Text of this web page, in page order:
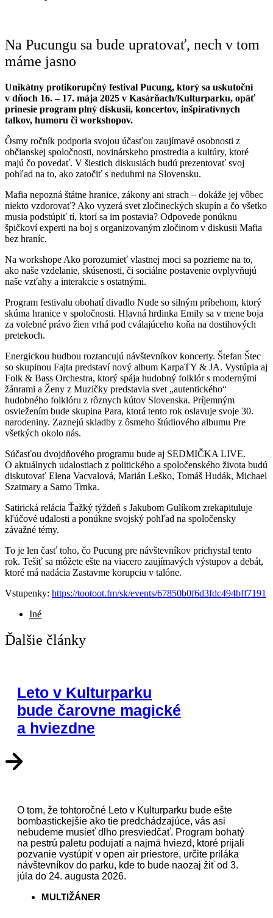
Na Pucungu sa bude upratovať, nech v tom
máme jasno
Unikátny protikorupčný festival Pucung, ktorý sa uskutoční
v dňoch 16. – 17. mája 2025 v Kasárňach/Kulturparku, opäť
prinesie program plný diskusií, koncertov, inšpiratívnych
talkov, humoru či workshopov.
Ôsmy ročník podporia svojou účasťou zaujímavé osobnosti z
občianskej spoločnosti, novinárskeho prostredia a kultúry, ktoré
majú čo povedať. V šiestich diskusiách budú prezentovať svoj
pohľad na to, ako zatočiť s neduhmi na Slovensku.
Mafia nepozná štátne hranice, zákony ani strach – dokáže jej vôbec
niekto vzdorovať? Ako vyzerá svet zločineckých skupín a čo všetko
musia podstúpiť tí, ktorí sa im postavia? Odpovede ponúknu
špičkoví experti na boj s organizovaným zločinom v diskusii Mafia
bez hraníc.
Na workshope Ako porozumieť vlastnej moci sa pozrieme na to,
ako naše vzdelanie, skúsenosti, či sociálne postavenie ovplyvňujú
naše vzťahy a interakcie s ostatnými.
Program festivalu obohatí divadlo Nude so silným príbehom, ktorý
skúma hranice v spoločnosti. Hlavná hrdinka Emily sa v mene boja
za volebné právo žien vrhá pod cválajúceho koňa na dostihových
pretekoch.
Energickou hudbou roztancujú návštevníkov koncerty. Štefan Štec
so skupinou Fajta predstaví nový album KarpaTY & JA. Vystúpia aj
Folk & Bass Orchestra, ktorý spája hudobný folklór s modernými
žánrami a Ženy z Muzičky predstavia svet „autentického“
hudobného folklóru z rôznych kútov Slovenska. Príjemným
osviežením bude skupina Para, ktorá tento rok oslavuje svoje 30.
narodeniny. Zaznejú skladby z ôsmeho štúdiového albumu Pre
všetkých okolo nás.
Súčasťou dvojdňového programu bude aj SEDMIČKA LIVE.
O aktuálnych udalostiach z politického a spoločenského života budú
diskutovať Elena Vacvalová, Marián Leško, Tomáš Hudák, Michael
Szatmary a Samo Trnka.
Satirická relácia Ťažký týždeň s Jakubom Gulíkom zrekapituluje
kľúčové udalosti a ponúkne svojský pohľad na spoločensky
závažné témy.
To je len časť toho, čo Pucung pre návštevníkov prichystal tento
rok. Tešiť sa môžete ešte na viacero zaujímavých výstupov a debát,
ktoré má nadácia Zastavme korupciu v talóne.
Vstupenky: https://tootoot.fm/sk/events/67850b0f6d3fdc494bff7191
Iné
Ďalšie články
Leto v Kulturparku
bude čarovne magické
a hviezdne
O tom, že tohtoročné Leto v Kulturparku bude ešte
bombastickejšie ako tie predchádzajúce, vás asi
nebudeme musieť dlho presviedčať. Program bohatý
na pestrú paletu podujatí a najmä hviezd, ktoré prijali
pozvanie vystúpiť v open air priestore, určite priláka
návštevníkov do parku, kde to bude naozaj žiť od 3.
júla do 24. augusta 2026.
MULTIŽÁNER